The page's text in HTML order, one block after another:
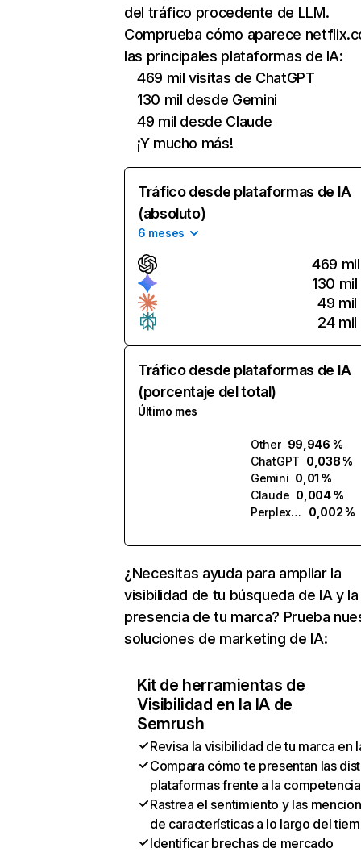
del tráfico procedente de LLM.
Comprueba cómo aparece
las principales plataformas de IA:
469 mil visitas de ChatGPT
130 mil desde Gemini
49 mil desde Claude
¡Y mucho más!
Tráfico desde plataformas de IA
(absoluto)
6 meses
469 mil
130 mil
49 mil
24 mil
Tráfico desde plataformas de IA
(porcentaje del total)
Último mes
Other 99,946 %
ChatGPT 0,038 %
Gemini 0,01 %
Claude 0,004 %
Perplexity
0,002 %
¿Necesitas ayuda para ampliar la
visibilidad de tu búsqueda de IA y la
presencia de tu marca? Prueba
soluciones de marketing de IA:
Kit de herramientas de
Visibilidad en la IA de
Semrush
Revisa la visibilidad de tu marca en
Compara cómo te presentan las
plataformas frente a la competencia
Rastrea el sentimiento y las
de características a lo largo del
Identificar brechas de mercado